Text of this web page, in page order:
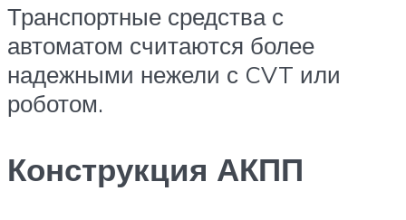
Транспортные средства с
автоматом считаются более
надежными нежели с CVT или
роботом.
Конструкция АКПП